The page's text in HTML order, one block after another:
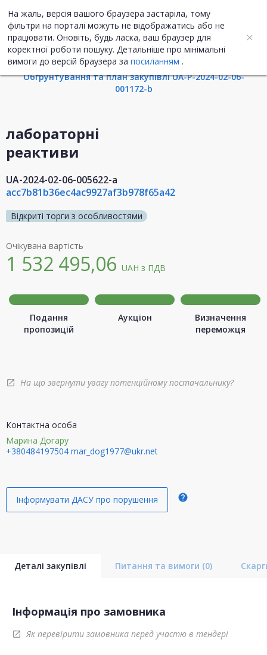
На жаль, версія вашого браузера застаріла, тому
фільтри на порталі можуть не відображатись або не
працювати. Оновіть, будь ласка, ваш браузер для
коректної роботи пошуку. Детальніше про мінімальні
вимоги до версій браузера за посиланням .
UA ENG
Інформація про закупівлю
Обгрунтування та план закупівлі UA-P-2024-02-06-
001172-b
лабораторні
реактиви
UA-2024-02-06-005622-a
acc7b81b36ec4ac9927af3b978f65a42
Відкриті торги з особливостями
Очікувана вартість
1 532 495,06 UAH з ПДВ
Подання
пропозицій
Аукціон
Визначення
переможця
open_in_new На що звернути увагу потенційному постачальнику?
Контактна особа
Марина Догару
+380484197504 mar_dog1977@ukr.net
Інформувати ДАСУ про порушення help
Деталі закупівлі Питання та вимоги (0)
Інформація про замовника
open_in_new Як перевірити замовника перед участю в тендері